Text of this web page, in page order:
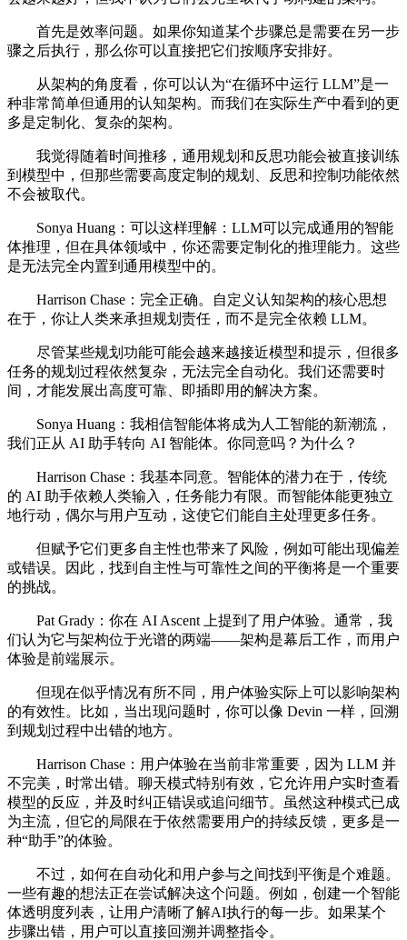
首先是效率问题。如果你知道某个步骤总是需要在另一步
骤之后执行，那么你可以直接把它们按顺序安排好。
从架构的角度看，你可以认为“在循环中运行 LLM”是一
种非常简单但通用的认知架构。而我们在实际生产中看到的更
多是定制化、复杂的架构。
我觉得随着时间推移，通用规划和反思功能会被直接训练
到模型中，但那些需要高度定制的规划、反思和控制功能依然
不会被取代。
Sonya Huang：可以这样理解：LLM可以完成通用的智能
体推理，但在具体领域中，你还需要定制化的推理能力。这些
是无法完全内置到通用模型中的。
Harrison Chase：完全正确。自定义认知架构的核心思想
在于，你让人类来承担规划责任，而不是完全依赖 LLM。
尽管某些规划功能可能会越来越接近模型和提示，但很多
任务的规划过程依然复杂，无法完全自动化。我们还需要时
间，才能发展出高度可靠、即插即用的解决方案。
Sonya Huang：我相信智能体将成为人工智能的新潮流，
我们正从 AI 助手转向 AI 智能体。你同意吗？为什么？
Harrison Chase：我基本同意。智能体的潜力在于，传统
的 AI 助手依赖人类输入，任务能力有限。而智能体能更独立
地行动，偶尔与用户互动，这使它们能自主处理更多任务。
但赋予它们更多自主性也带来了风险，例如可能出现偏差
或错误。因此，找到自主性与可靠性之间的平衡将是一个重要
的挑战。
Pat Grady：你在 AI Ascent 上提到了用户体验。通常，我
们认为它与架构位于光谱的两端——架构是幕后工作，而用户
体验是前端展示。
但现在似乎情况有所不同，用户体验实际上可以影响架构
的有效性。比如，当出现问题时，你可以像 Devin 一样，回溯
到规划过程中出错的地方。
Harrison Chase：用户体验在当前非常重要，因为 LLM 并
不完美，时常出错。聊天模式特别有效，它允许用户实时查看
模型的反应，并及时纠正错误或追问细节。虽然这种模式已成
为主流，但它的局限在于依然需要用户的持续反馈，更多是一
种“助手”的体验。
不过，如何在自动化和用户参与之间找到平衡是个难题。
一些有趣的想法正在尝试解决这个问题。例如，创建一个智能
体透明度列表，让用户清晰了解AI执行的每一步。如果某个
步骤出错，用户可以直接回溯并调整指令。